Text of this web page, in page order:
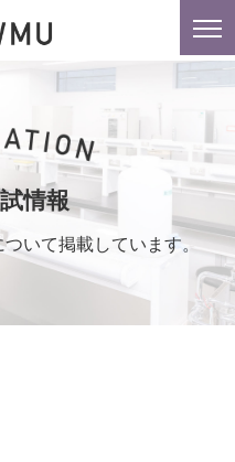
東京女子医科大
情報
いて掲載しています。